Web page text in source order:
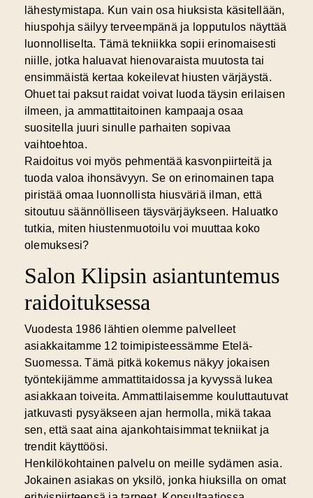
lähestymistapa. Kun vain osa hiuksista käsitellään,
hiuspohja säilyy terveempänä ja lopputulos näyttää
luonnolliselta. Tämä tekniikka sopii erinomaisesti
niille, jotka haluavat hienovaraista muutosta tai
ensimmäistä kertaa kokeilevat hiusten värjäystä.
Ohuet tai paksut raidat voivat luoda täysin erilaisen
ilmeen, ja ammattitaitoinen kampaaja osaa
suositella juuri sinulle parhaiten sopivaa
vaihtoehtoa.
Raidoitus voi myös pehmentää kasvonpiirteitä ja
tuoda valoa ihonsävyyn. Se on erinomainen tapa
piristää omaa luonnollista hiusväriä ilman, että
sitoutuu säännölliseen täysvärjäykseen. Haluatko
tutkia, miten hiustenmuotoilu voi muuttaa koko
olemuksesi?
Salon Klipsin asiantuntemus
raidoituksessa
Vuodesta 1986 lähtien olemme palvelleet
asiakkaitamme 12 toimipisteessämme Etelä-
Suomessa. Tämä pitkä kokemus näkyy jokaisen
työntekijämme ammattitaidossa ja kyvyssä lukea
asiakkaan toiveita. Ammattilaisemme kouluttautuvat
jatkuvasti pysyäkseen ajan hermolla, mikä takaa
sen, että saat aina ajankohtaisimmat tekniikat ja
trendit käyttöösi.
Henkilökohtainen palvelu on meille sydämen asia.
Jokainen asiakas on yksilö, jonka hiuksilla on omat